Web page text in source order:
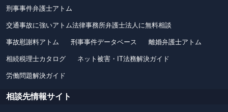
刑事事件弁護士アトム
交通事故に強いアトム法律事務所弁護士法人に無料相談
事故慰謝料アトム 刑事事件データベース 離婚弁護士アトム
相続税理士カタログ ネット被害・IT法務解決ガイド
労働問題解決ガイド
相談先情報サイト